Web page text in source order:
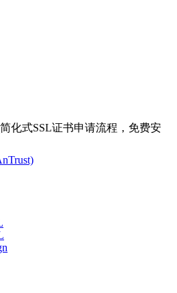
化式SSL证书申请流程，免费安